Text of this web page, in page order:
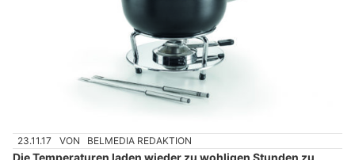
23.11.17 VON BELMEDIA REDAKTION